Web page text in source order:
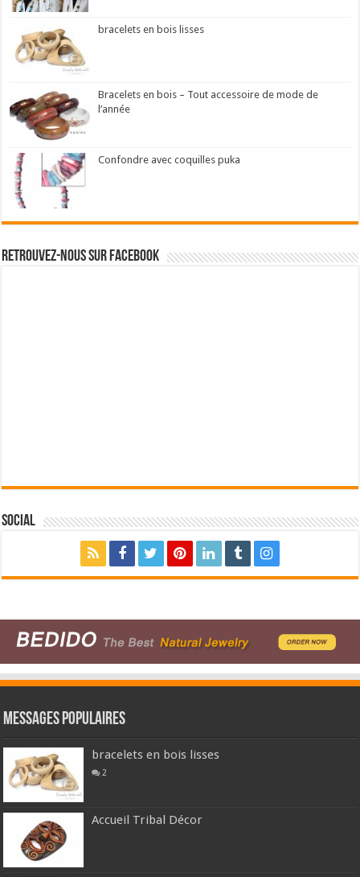
bracelets en bois lisses
Bracelets en bois – Tout accessoire de mode de
l’année
Confondre avec coquilles puka
Retrouvez-nous sur Facebook
Social
Messages populaires
bracelets en bois lisses
2
Accueil Tribal Décor